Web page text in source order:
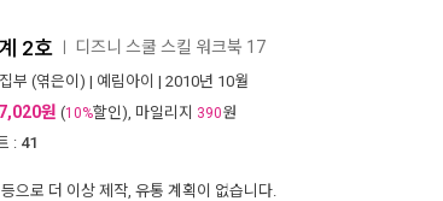
2호 디즈니 스쿨 스킬 워크북 17
부 (엮은이) | 예림아이 | 2010년 10월
7,020원 (10%할인), 마일리지 390원
: 41
으로 더 이상 제작, 유통 계획이 없습니다.